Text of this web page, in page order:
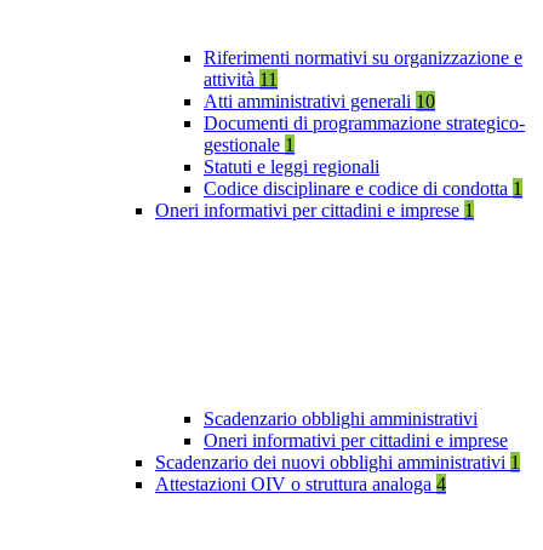
Riferimenti normativi su organizzazione e
attività 11
Atti amministrativi generali 10
Documenti di programmazione strategico-
gestionale 1
Statuti e leggi regionali
Codice disciplinare e codice di condotta 1
Oneri informativi per cittadini e imprese 1
Scadenzario obblighi amministrativi
Oneri informativi per cittadini e imprese
Scadenzario dei nuovi obblighi amministrativi 1
Attestazioni OIV o struttura analoga 4